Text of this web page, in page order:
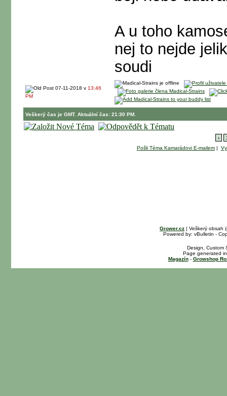
A u toho
nej to nejde
soudi
07-11-2018 v 13:46
PM
Veškerý čas je GMT. Aktuální čas: 21:30 PM.
‹
Pošli Téma Kamarádovi E-mailem |
Grower.cz | Veškerý obsah
Powered by: vBulletin -
Design, Custom
Page generated
Magazín- Growshop